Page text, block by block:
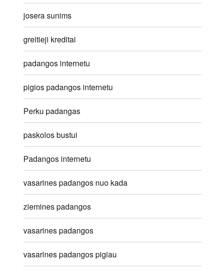
josera sunims
greitieji kreditai
padangos internetu
pigios padangos internetu
Perku padangas
paskolos bustui
Padangos internetu
vasarines padangos nuo kada
ziemines padangos
vasarines padangos
vasarines padangos pigiau